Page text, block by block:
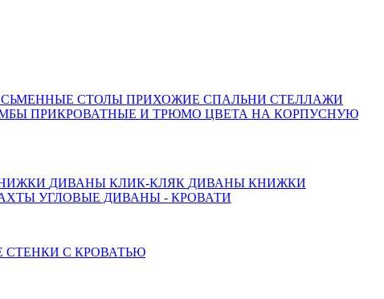
СТОЛЫ ПРИХОЖИЕ СПАЛЬНИ СТЕЛЛАЖИ
ПРИКРОВАТНЫЕ И ТРЮМО ЦВЕТА НА КОРПУСНУЮ
ДИВАНЫ КЛИК-КЛЯК ДИВАНЫ КНИЖКИ
УГЛОВЫЕ ДИВАНЫ - КРОВАТИ
СТЕНКИ С КРОВАТЬЮ